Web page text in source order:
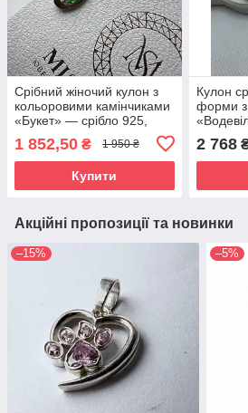
Срібний жіночий кулон з
кольоровими камінчиками
«Букет» — срібло 925,
1 852,50 ₴ 1 950 ₴
Купити
Кулон
форми з
2 768
Акційні пропозиції та новинки
–15% –5%